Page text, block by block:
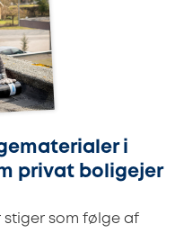
i
privat boligejer
stiger som følge af